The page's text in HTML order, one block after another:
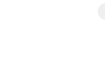
escritório ou em